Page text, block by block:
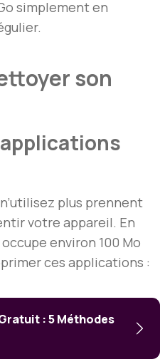
simplement en
son
plus prennent
votre appareil. En
environ 100 Mo
ces applications :
: 5 Méthodes